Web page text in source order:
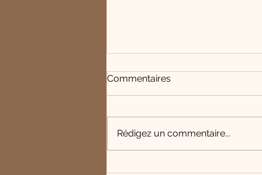
Commentaires
Rédigez un commentaire...